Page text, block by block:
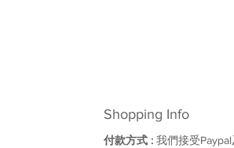
Shopping Info
付款方式 : 我們接受Paypal